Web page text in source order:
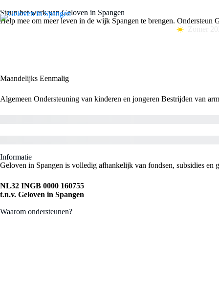
Steun het werk van Geloven in Spangen
Help mee om meer leven in de wijk Spangen te brengen. Ondersteun
Maandelijks Eenmalig
Algemeen Ondersteuning van kinderen en jongeren Bestrijden van
Informatie
Geloven in Spangen is volledig afhankelijk van fondsen, subsidies
NL32 INGB 0000 160755
t.n.v. Geloven in Spangen
Waarom ondersteunen?